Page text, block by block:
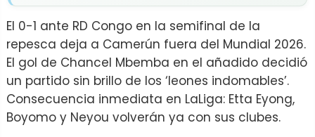
El 0-1 ante RD Congo en la semifinal de la
repesca deja a Camerún fuera del Mundial 2026.
El gol de Chancel Mbemba en el añadido decidió
un partido sin brillo de los ‘leones indomables’.
Consecuencia inmediata en LaLiga: Etta Eyong,
Boyomo y Neyou volverán ya con sus clubes.